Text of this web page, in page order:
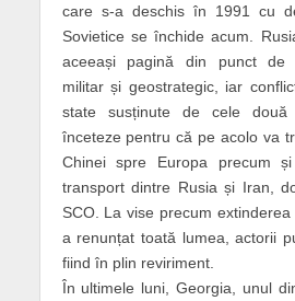
care s-a deschis în 1991 cu
Sovietice se închide acum.
aceeași pagină din punct de
militar și geostrategic, iar
state susținute de cele
înceteze pentru că pe acolo va
Chinei spre Europa precum
transport dintre Rusia și Iran,
SCO. La vise precum
a renunțat toată lumea, actorii
fiind în plin reviriment.
În ultimele luni, Georgia, unul